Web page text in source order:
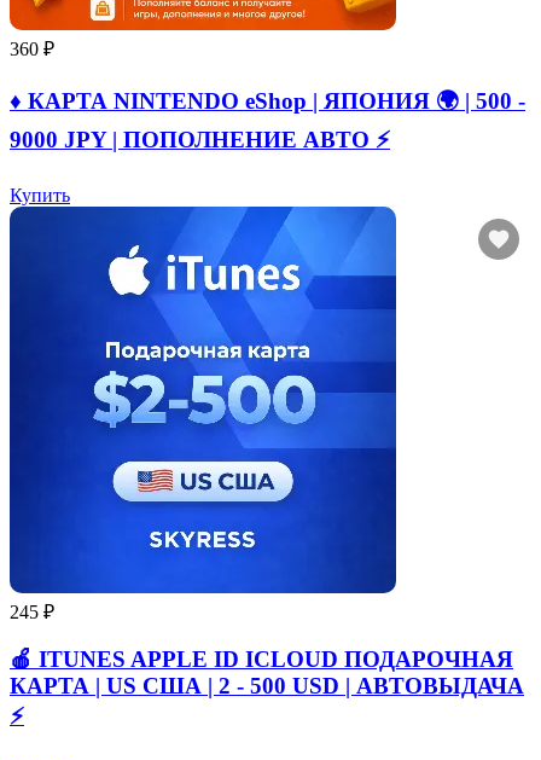
360 ₽
♦️ КАРТА NINTENDO eShop | ЯПОНИЯ 🌍 | 500 -
9000 JPY | ПОПОЛНЕНИЕ АВТО ⚡
Купить
245 ₽
🍎 ITUNES APPLE ID ICLOUD ПОДАРОЧНАЯ
КАРТА | US США | 2 - 500 USD | АВТОВЫДАЧА
⚡️